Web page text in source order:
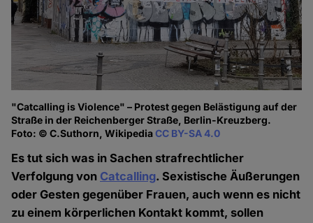
"Catcalling is Violence" – Protest gegen Belästigung auf der
Straße in der Reichenberger Straße, Berlin-Kreuzberg.
Foto: © C.Suthorn, WikipediaCC BY-SA 4.0
Es tut sich was in Sachen strafrechtlicher
Verfolgung von Catcalling. Sexistische Äußerungen
oder Gesten gegenüber Frauen, auch wenn es nicht
zu einem körperlichen Kontakt kommt, sollen